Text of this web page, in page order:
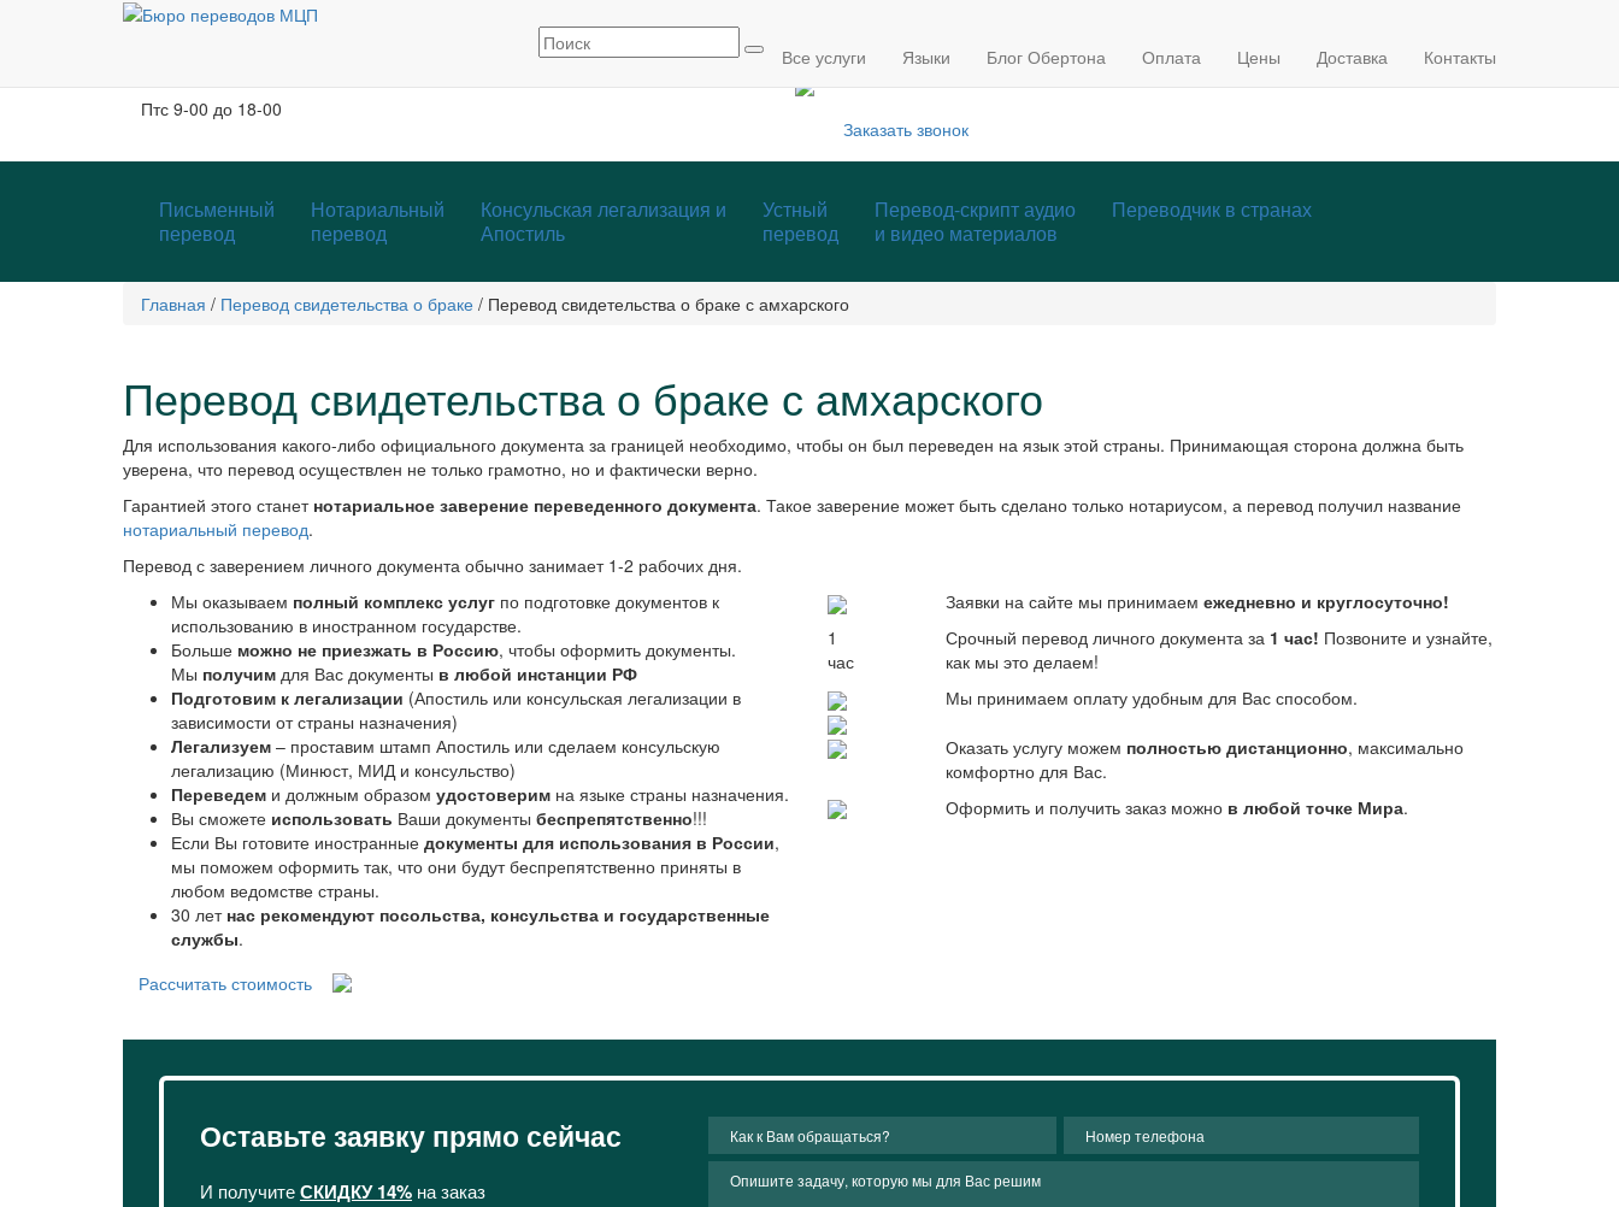
Все услуги Языки Блог Обертона Оплата Цены Доставка Контакты
Москва, м. Тургеневская, Чистые пруды
Птс 9-00 до 18-00
+7 (495) 795-84-05
Заказать звонок
Письменный
перевод
Нотариальный
перевод
Консульская легализация и
Апостиль
Устный
перевод
Перевод-скрипт аудио
и видео материалов
Переводчик в странах
Главная / Перевод свидетельства о браке / Перевод свидетельства о браке с амхарского
Перевод свидетельства о браке с амхарского
Для использования какого-либо официального документа за границей необходимо, чтобы он был переведен на язык этой страны. Принимающая сторона должна быть
уверена, что перевод осуществлен не только грамотно, но и фактически верно.
Гарантией этого станет нотариальное заверение переведенного документа. Такое заверение может быть сделано только нотариусом, а перевод получил название
нотариальный перевод.
Перевод с заверением личного документа обычно занимает 1-2 рабочих дня.
Мы оказываем полный комплекс услуг по подготовке документов к
использованию в иностранном государстве.
Больше можно не приезжать в Россию, чтобы оформить документы.
Мы получим для Вас документы в любой инстанции РФ
Подготовим к легализации (Апостиль или консульская легализации в
зависимости от страны назначения)
Легализуем – проставим штамп Апостиль или сделаем консульскую
легализацию (Минюст, МИД и консульство)
Переведем и должным образом удостоверим на языке страны назначения.
Вы сможете использовать Ваши документы беспрепятственно!!!
Если Вы готовите иностранные документы для использования в России,
мы поможем оформить так, что они будут беспрепятственно приняты в
любом ведомстве страны.
30 лет нас рекомендуют посольства, консульства и государственные
службы.
Заявки на сайте мы принимаем ежедневно и круглосуточно!
1
час
Срочный перевод личного документа за 1 час! Позвоните и узнайте,
как мы это делаем!
Мы принимаем оплату удобным для Вас способом.
Оказать услугу можем полностью дистанционно, максимально
комфортно для Вас.
Оформить и получить заказ можно в любой точке Мира.
Рассчитать стоимость
Оставьте заявку прямо сейчас
И получитеСКИДКУ 14% на заказ